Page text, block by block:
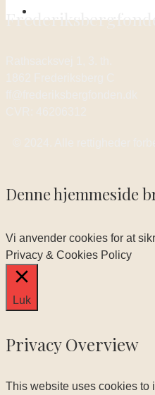
Denne hjemmeside
Vi anvender cookies for at
Privacy & Cookies Policy
Luk
Privacy Overview
This website uses cookies to